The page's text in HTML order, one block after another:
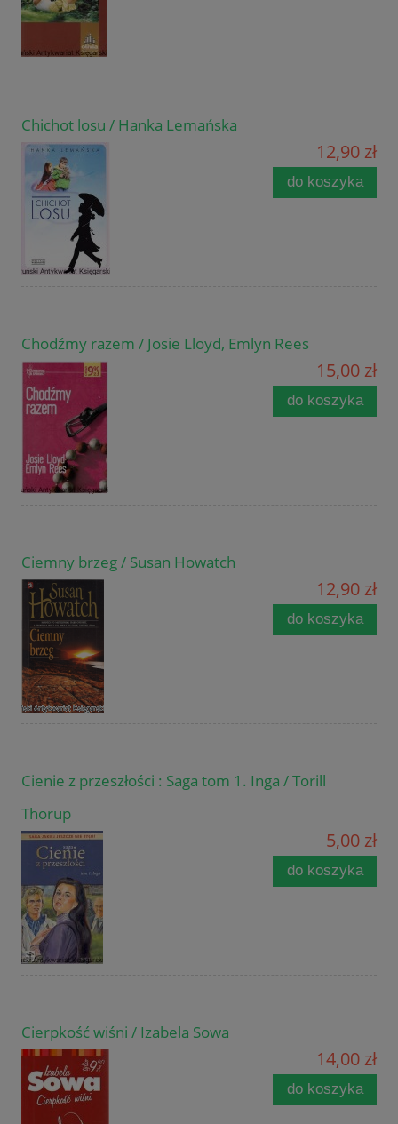
Chichot losu / Hanka Lemańska
12,90 zł
do koszyka
Chodźmy razem / Josie Lloyd, Emlyn Rees
15,00 zł
do koszyka
Ciemny brzeg / Susan Howatch
12,90 zł
do koszyka
Cienie z przeszłości : Saga tom 1. Inga / Torill
Thorup
5,00 zł
do koszyka
Cierpkość wiśni / Izabela Sowa
14,00 zł
do koszyka